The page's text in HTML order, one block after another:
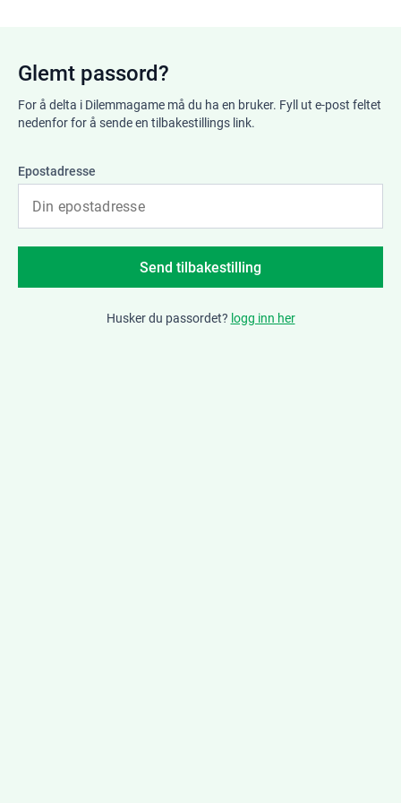
Glemt passord?
For å delta i Dilemmagame må du ha en bruker. Fyll ut e-post feltet
nedenfor for å sende en tilbakestillings link.
Epostadresse
Husker du passordet? logg inn her